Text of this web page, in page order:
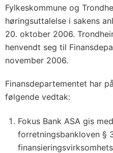
Fylkeskommune og
høringsuttalelse i sakens
20. oktober 2006.
henvendt seg til
november 2006.
Finansdepartementet har
følgende vedtak:
Fokus Bank ASA gis
forretningsbankloven §